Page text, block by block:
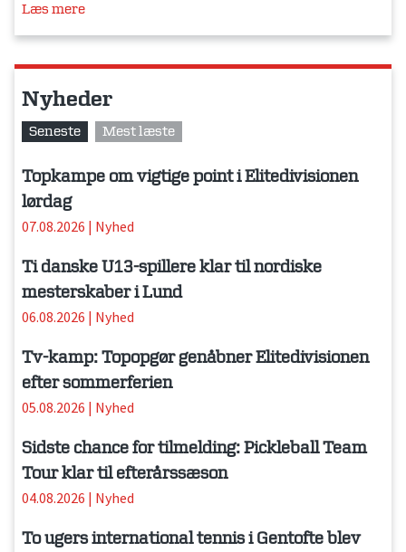
Læs mere
Nyheder
Seneste Mest læste
Topkampe om vigtige point i Elitedivisionen
lørdag
07.08.2026 | Nyhed
Ti danske U13-spillere klar til nordiske
mesterskaber i Lund
06.08.2026 | Nyhed
Tv-kamp: Topopgør genåbner Elitedivisionen
efter sommerferien
05.08.2026 | Nyhed
Sidste chance for tilmelding: Pickleball Team
Tour klar til efterårssæson
04.08.2026 | Nyhed
To ugers international tennis i Gentofte blev